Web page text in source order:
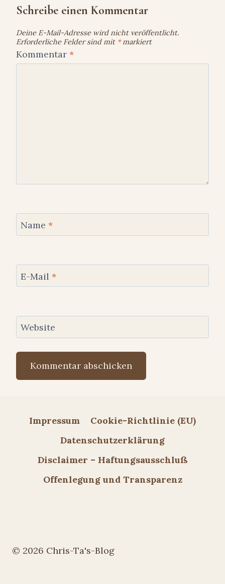
Schreibe einen Kommentar
Deine E-Mail-Adresse wird nicht veröffentlicht.
Erforderliche Felder sind mit *markiert
Kommentar *
Name *
E-Mail *
Website
Impressum
Cookie-Richtlinie (EU)
Datenschutzerklärung
Disclaimer – Haftungsausschluß
Offenlegung und Transparenz
© 2026 Chris-Ta's-Blog